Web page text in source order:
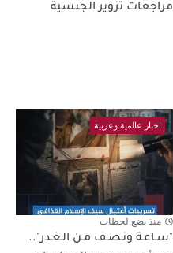
مراجعات تزوير الجنسية
اخبار عالمية وعربية
منذ بضع لحظات
"سـاعـة ونـصـف مـن الـغـدر"..